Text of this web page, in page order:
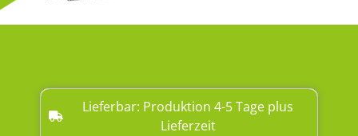
Lieferbar: Produktion 4-5 Tage plus
Lieferzeit